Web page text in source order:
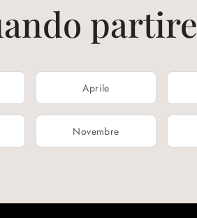
partire
Aprile
Novembre